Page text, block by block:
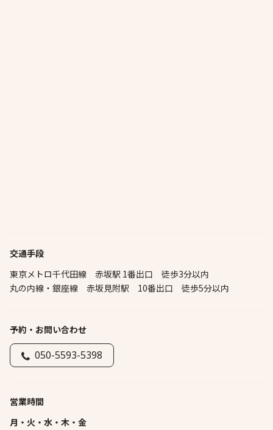
交通手段
東京メトロ千代田線 赤坂駅 1番出口 徒歩3分以内
丸の内線・銀座線 赤坂見附駅 10番出口 徒歩5分以内
予約・お問い合わせ
050-5593-5398
営業時間
月・火・水・木・金